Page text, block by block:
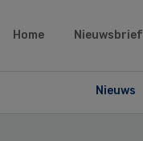
Home Nieuwsbrief
Nieuws